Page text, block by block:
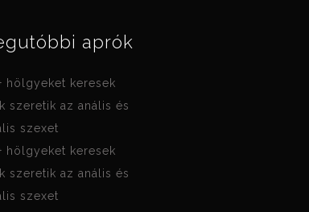
aprók
hölgyeket keresek
szeretik az anális és
szexet
hölgyeket keresek
szeretik az anális és
szexet